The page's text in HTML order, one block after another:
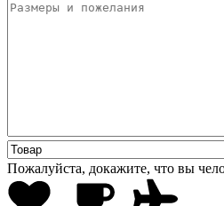
Пожалуйста, докажите, что вы